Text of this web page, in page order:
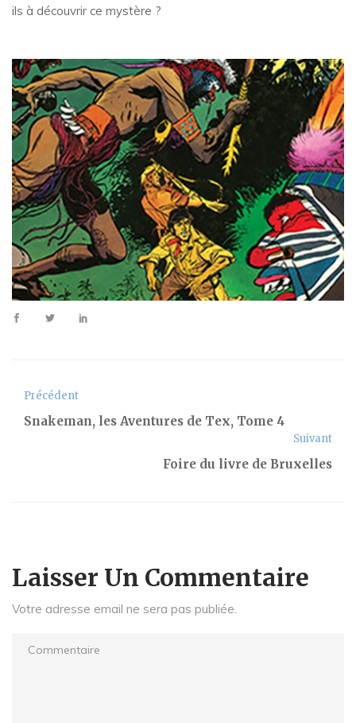
ils à découvrir ce mystère ?
Précédent
Snakeman, les Aventures de Tex, Tome 4
Suivant
Foire du livre de Bruxelles
Laisser Un Commentaire
Votre adresse email ne sera pas publiée.